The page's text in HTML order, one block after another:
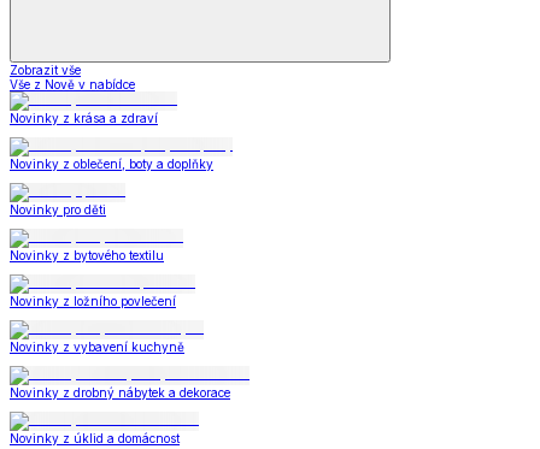
Zobrazit vše
Vše z Nově v nabídce
Novinky z krása a zdraví
Novinky z oblečení, boty a doplňky
Novinky pro děti
Novinky z bytového textilu
Novinky z ložního povlečení
Novinky z vybavení kuchyně
Novinky z drobný nábytek a dekorace
Novinky z úklid a domácnost